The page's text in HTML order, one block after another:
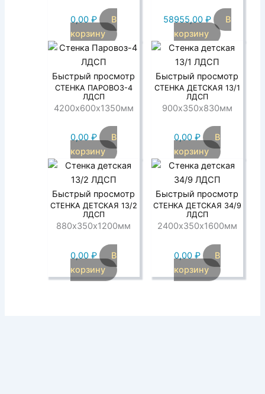
0,00 ₽
В
корзину
58955,00 ₽
В
корзину
Быстрый просмотр
СТЕНКА ПАРОВОЗ-4
ЛДСП
4200х600х1350мм
0,00 ₽
В
корзину
Быстрый просмотр
СТЕНКА ДЕТСКАЯ 13/1
ЛДСП
900х350х830мм
0,00 ₽
В
корзину
Быстрый просмотр
СТЕНКА ДЕТСКАЯ 13/2
ЛДСП
880х350х1200мм
0,00 ₽
В
корзину
Быстрый просмотр
СТЕНКА ДЕТСКАЯ 34/9
ЛДСП
2400х350х1600мм
0,00 ₽
В
корзину